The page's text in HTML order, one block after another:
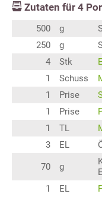
Zutaten für 4
500 g
250
g
4
Stk
1
Schuss
1
Prise
1
Prise
1
TL
3
EL
70 g
1
EL